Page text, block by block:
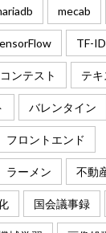
mecab
TF-
コンテスト テ
バレンタイン
フロントエンド
ラーメン 不動
国会議事録